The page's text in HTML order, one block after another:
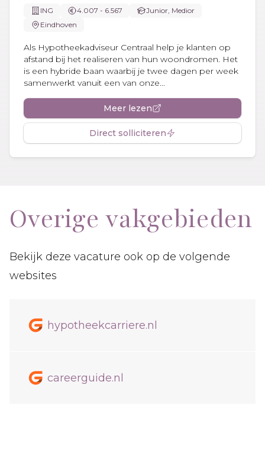
ING 4.007 - 6.567
Junior, Medior
Eindhoven
Als Hypotheekadviseur Centraal help je klanten op
afstand bij het realiseren van hun woondromen. Het
is een hybride baan waarbij je twee dagen per week
samenwerkt vanuit een van onze...
Meer lezen
Direct solliciteren
Overige vakgebieden
Bekijk deze vacature ook op de volgende
websites
hypotheekcarriere.nl
careerguide.nl